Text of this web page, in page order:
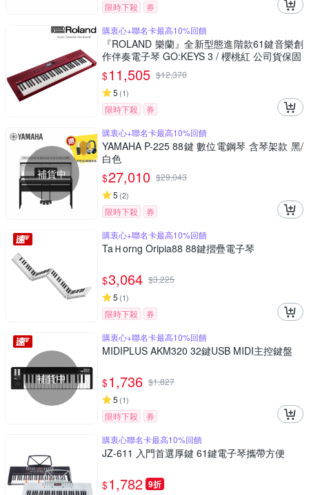
限時下殺
券
購衷心+聯名卡最高10%回饋
『ROLAND 樂蘭』全新型態進階款61鍵音樂創
作伴奏電子琴 GO:KEYS 3 / 櫻桃紅 公司貨保固
$11,505 $12,370
5 (1)
限時下殺 券
補貨中
購衷心+聯名卡最高10%回饋
YAMAHA P-225 88鍵 數位電鋼琴 含琴架款 黑/
白色
$27,010 $29,043
5 (2)
限時下殺
券
購衷心+聯名卡最高10%回饋
TaＨorng Oripia88 88鍵摺疊電子琴
$3,064 $3,225
5 (1)
限時下殺 券
補貨中
購衷心+聯名卡最高10%回饋
MIDIPLUS AKM320 32鍵USB MIDI主控鍵盤
$1,736 $1,827
5 (1)
限時下殺
券
購衷心聯名卡最高10%回饋
JZ-611 入門首選厚鍵 61鍵電子琴攜帶方便
$1,782 9折